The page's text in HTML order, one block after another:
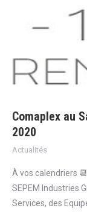
Comaplex au
2020
Actualités
À vos calendriers
SEPEM Industries
Services, des